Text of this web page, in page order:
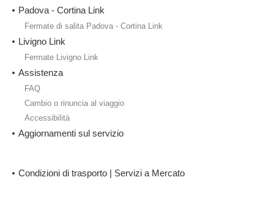
Padova - Cortina Link
Fermate di salita Padova - Cortina Link
Livigno Link
Fermate Livigno Link
Assistenza
FAQ
Cambio o rinuncia al viaggio
Accessibilità
Aggiornamenti sul servizio
Condizioni di trasporto | Servizi a Mercato